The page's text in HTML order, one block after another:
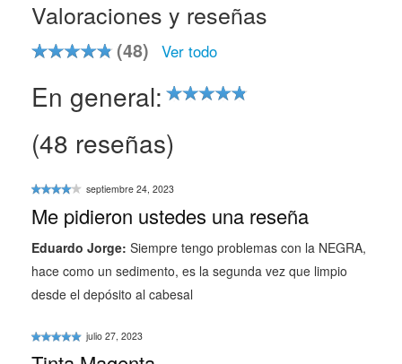
Valoraciones y reseñas
(48) Ver todo
En general:
(48 reseñas)
Me pidieron ustedes una reseña
Eduardo Jorge: Siempre tengo problemas con la NEGRA,
hace como un sedimento, es la segunda vez que limpio
desde el depósito al cabesal